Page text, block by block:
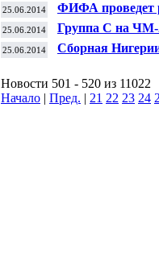
25.06.2014
ФИФА проведет
Суареса и
25.06.2014
Группа С на ЧМ-
исторический
25.06.2014
Сборная
Новости 501 - 520 из 11022
Начало | Пред. | 21 22 23 24